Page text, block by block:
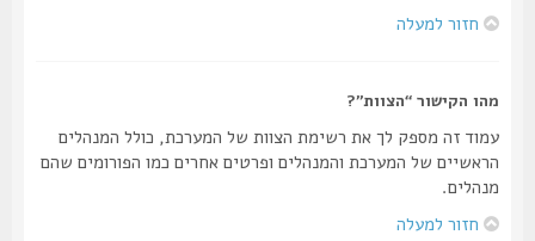
חזור למעלה
מהו הקישור “הצוות”?
עמוד זה מספק לך את רשימת הצוות של המערכת, כולל המנהלים
הראשיים של המערכת והמנהלים ופרטים אחרים כמו הפורומים שהם
מנהלים.
חזור למעלה